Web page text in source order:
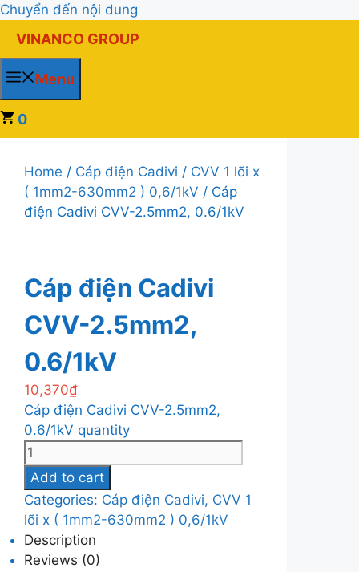
Chuyển đến nội dung
VINANCO GROUP
Menu
0
Home / Cáp điện Cadivi / CVV 1 lõi x
( 1mm2-630mm2 ) 0,6/1kV / Cáp
điện Cadivi CVV-2.5mm2, 0.6/1kV
Cáp điện Cadivi
CVV-2.5mm2,
0.6/1kV
10,370₫
Cáp điện Cadivi CVV-2.5mm2,
0.6/1kV quantity
Add to cart
Categories: Cáp điện Cadivi, CVV 1
lõi x ( 1mm2-630mm2 ) 0,6/1kV
Description
Reviews (0)